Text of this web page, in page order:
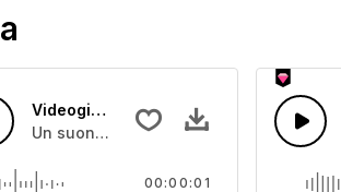
Videogioco 14
Un suono digitale secco
00:00:01